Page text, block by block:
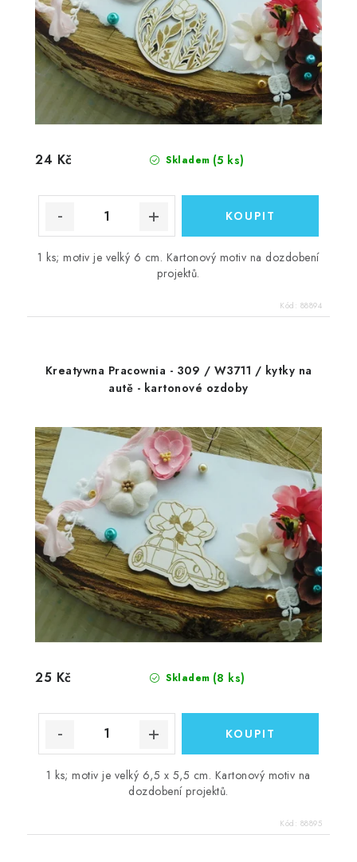
Skladem (5 ks)
24 Kč
1 ks; motiv je velký 6 cm. Kartonový motiv na dozdobení
projektů.
Kód: 88894
Kreatywna Pracownia - 309 / W3711 / kytky na
autě - kartonové ozdoby
Skladem (8 ks)
25 Kč
1 ks; motiv je velký 6,5 x 5,5 cm. Kartonový motiv na
dozdobení projektů.
Kód: 88895